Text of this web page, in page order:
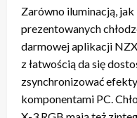
Zarówno iluminacją,
prezentowanych
darmowej aplikacji
z łatwością da się
zsynchronizować
komponentami PC.